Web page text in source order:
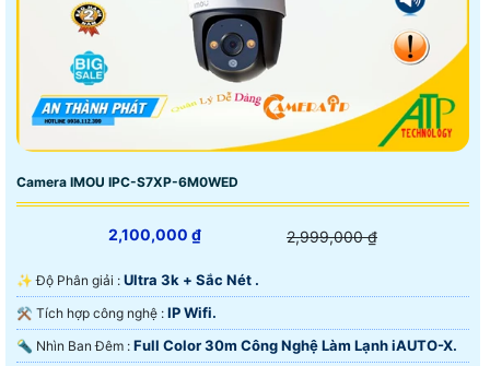
Camera IMOU IPC-S7XP-6M0WED
2,100,000 ₫ 2,999,000 ₫
✨ Độ Phân giải : Ultra 3k + Sắc Nét .
⚒ Tích hợp công nghệ : IP Wifi.
🔦 Nhìn Ban Đêm : Full Color 30m Công Nghệ Làm Lạnh iAUTO-X.